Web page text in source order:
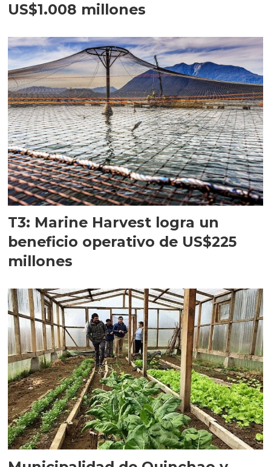
US$1.008 millones
T3: Marine Harvest logra un
beneficio operativo de US$225
millones